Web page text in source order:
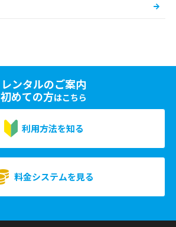
レンタルのご案内
初めての方はこちら
利用方法を知る
料金システムを見る